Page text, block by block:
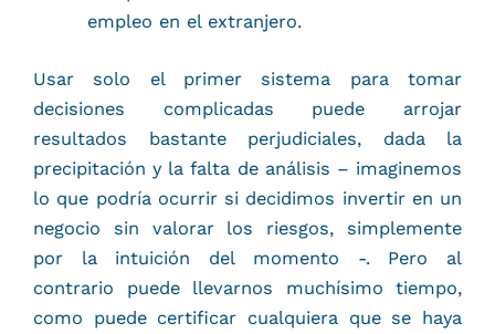
empleo en el extranjero.
Usar solo el primer sistema para tomar
decisiones complicadas puede arrojar
resultados bastante perjudiciales, dada la
precipitación y la falta de análisis – imaginemos
lo que podría ocurrir si decidimos invertir en un
negocio sin valorar los riesgos, simplemente
por la intuición del momento -. Pero al
contrario puede llevarnos muchísimo tiempo,
como puede certificar cualquiera que se haya